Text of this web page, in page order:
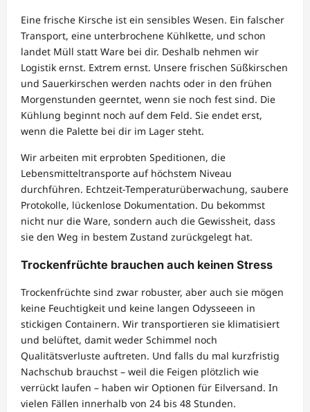
Eine frische Kirsche ist ein sensibles Wesen. Ein falscher
Transport, eine unterbrochene Kühlkette, und schon
landet Müll statt Ware bei dir. Deshalb nehmen wir
Logistik ernst. Extrem ernst. Unsere frischen Süßkirschen
und Sauerkirschen werden nachts oder in den frühen
Morgenstunden geerntet, wenn sie noch fest sind. Die
Kühlung beginnt noch auf dem Feld. Sie endet erst,
wenn die Palette bei dir im Lager steht.
Wir arbeiten mit erprobten Speditionen, die
Lebensmitteltransporte auf höchstem Niveau
durchführen. Echtzeit-Temperaturüberwachung, saubere
Protokolle, lückenlose Dokumentation. Du bekommst
nicht nur die Ware, sondern auch die Gewissheit, dass
sie den Weg in bestem Zustand zurückgelegt hat.
Trockenfrüchte brauchen auch keinen Stress
Trockenfrüchte sind zwar robuster, aber auch sie mögen
keine Feuchtigkeit und keine langen Odysseeen in
stickigen Containern. Wir transportieren sie klimatisiert
und belüftet, damit weder Schimmel noch
Qualitätsverluste auftreten. Und falls du mal kurzfristig
Nachschub brauchst – weil die Feigen plötzlich wie
verrückt laufen – haben wir Optionen für Eilversand. In
vielen Fällen innerhalb von 24 bis 48 Stunden.